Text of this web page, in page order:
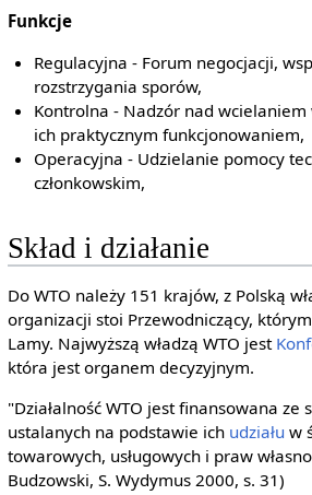
Funkcje
Regulacyjna - Forum negocjacji,
rozstrzygania sporów,
Kontrolna - Nadzór nad
ich praktycznym funkcjonowaniem,
Operacyjna - Udzielanie pomocy
członkowskim,
Skład i działanie
Do WTO należy 151 krajów, z Polską
organizacji stoi Przewodniczący,
Lamy. Najwyższą władzą WTO jest
która jest organem decyzyjnym.
"Działalność WTO jest finansowana ze
ustalanych na podstawie ich udziału w
towarowych, usługowych i praw
Budzowski, S. Wydymus 2000, s. 31)